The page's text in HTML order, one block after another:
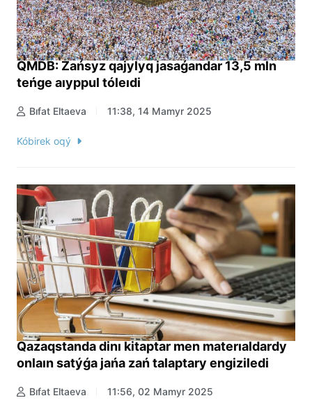
QMDB: Zańsyz qajylyq jasaǵandar 13,5 mln
teńge aıyppul tóleıdi
Bıfat Eltaeva 11:38, 14 Mamyr 2025
Kóbirek oqý
Qazaqstanda dinı kitaptar men materıaldardy
onlaın satýǵa jańa zań talaptary engiziledi
Bıfat Eltaeva 11:56, 02 Mamyr 2025